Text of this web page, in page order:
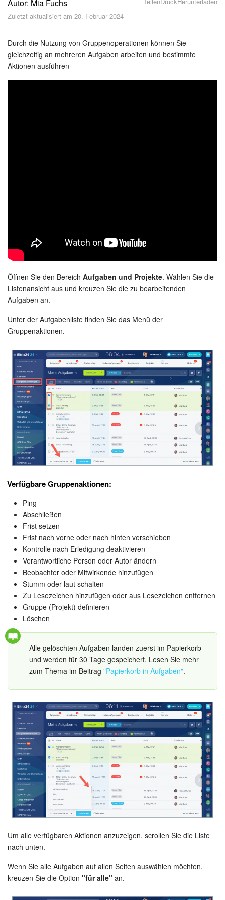
Sicherheit
Feed
Abonnement
Drive
Webmail
CRM
Buchung
KI in Bitrix24
Elektronische Unterschrift für HR
Elektronische Unterschrift
Bestandsverwaltung
Contact Center
Vertriebsstelle
CRM-Analytik
BI-Builder
Automatisierung
Workflows
Mitarbeiter
Onlineshop
Websites
Anwendungen
Wissensbasis
Videokonferenzen
Telefonie
Einstellungen
Bitrix24 Messenger
Allgemeine Fragen
Autor: Mia Fuchs
Zuletzt aktualisiert am 20. Februar 2024
Durch die Nutzung von Gruppenoperationen können Sie
gleichzeitig an mehreren Aufgaben arbeiten und bestimmte
Aktionen ausführen
Öffnen Sie den Bereich Aufgaben und Projekte. Wählen Sie die
Listenansicht aus und kreuzen Sie die zu bearbeitenden
Aufgaben an.
Unter der Aufgabenliste finden Sie das Menü der
Gruppenaktionen.
Verfügbare Gruppenaktionen:
Ping
Abschließen
Frist setzen
Frist nach vorne oder nach hinten verschieben
Kontrolle nach Erledigung deaktivieren
Verantwortliche Person oder Autor ändern
Beobachter oder Mitwirkende hinzufügen
Stumm oder laut schalten
Zu Lesezeichen hinzufügen oder aus Lesezeichen entfernen
Gruppe (Projekt) definieren
Löschen
Alle gelöschten Aufgaben landen zuerst im Papierkorb
und werden für 30 Tage gespeichert. Lesen Sie mehr
zum Thema im Beitrag "Papierkorb in Aufgaben".
Um alle verfügbaren Aktionen anzuzeigen, scrollen Sie die Liste
nach unten.
Wenn Sie alle Aufgaben auf allen Seiten auswählen möchten,
kreuzen Sie die Option "für alle" an.